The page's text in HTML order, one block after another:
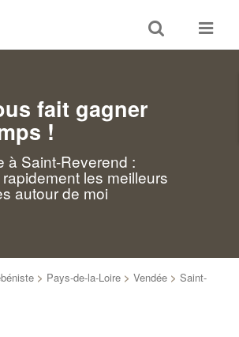
Toggle
search
Toggle
fait gagner
!
à Saint-Reverend :
les meilleurs
autour de moi
> Pays-de-la-Loire > Vendée > Saint-